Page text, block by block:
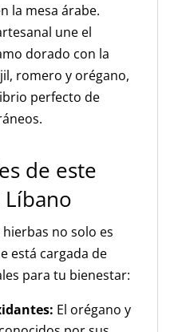
la mesa árabe.
une el
dorado con la
romero y orégano,
perfecto de
de este
no solo es
está cargada de
para tu bienestar:
El orégano y